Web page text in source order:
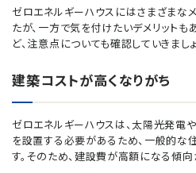
ゼロエネルギーハウスにはさまざまな
たが、一方で気を付けたいデメリットも
ど、注意点についても確認していきましょ
建築コストが高くなりがち
ゼロエネルギーハウスは、太陽光発電
を設置する必要があるため、一般的な
す。そのため、建設費が高額になる傾向